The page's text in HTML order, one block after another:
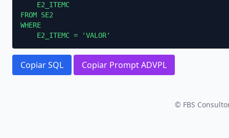
    E2_ITEMC
FROM SE2
WHERE
    E2_ITEMC = 'VALOR'
Copiar SQL Copiar Prompt ADVPL
© FBS